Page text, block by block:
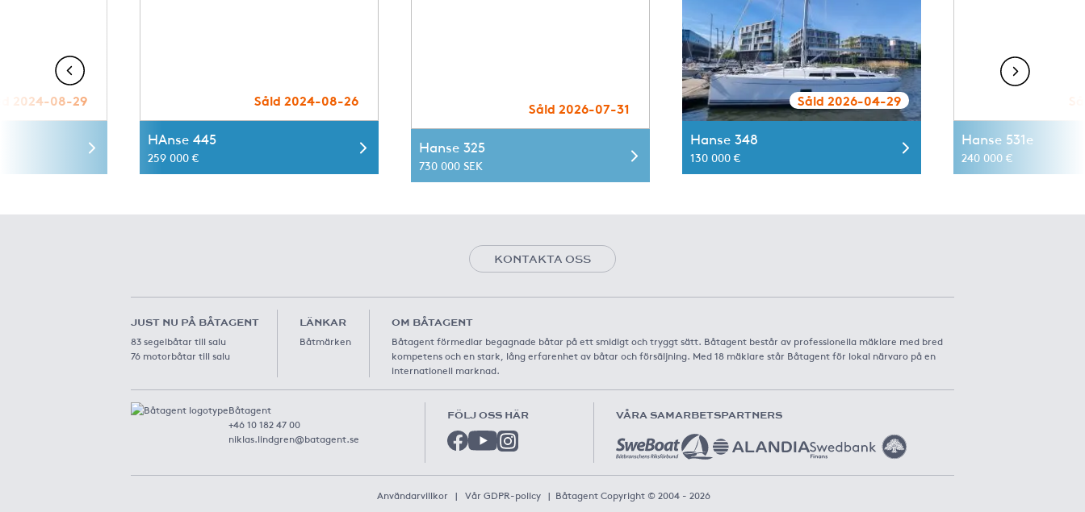
2024-08-29 Såld 2024-08-26
HAnse 445
259 000 €
Såld 2026-07-31
Hanse 325
730 000 SEK
Såld 2026-04-29
Hanse 348
130 000 €
Hanse 531e
240 000 €
KONTAKTA OSS
JUST NU PÅ BÅTAGENT
83 segelbåtar till salu
76 motorbåtar till salu
LÄNKAR
Båtmärken
OM BÅTAGENT
Båtagent förmedlar begagnade båtar på ett smidigt och tryggt sätt. Båtagent består av professionella mäklare med bred
kompetens och en stark, lång erfarenhet av båtar och försäljning. Med 18 mäklare står Båtagent för lokal närvaro på en
internationell marknad.
Båtagent
+46 10 182 47 00
niklas.lindgren@batagent.se
FÖLJ OSS HÄR VÅRA SAMARBETSPARTNERS
Användarvillkor | Vår GDPR-policy | Båtagent Copyright © 2004 - 2026